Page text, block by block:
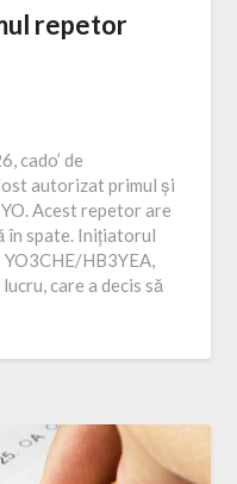
repetor
cado’ de
autorizat primul și
Acest repetor are
în spate. Inițiatorul
HB3YEA,
care a decis să